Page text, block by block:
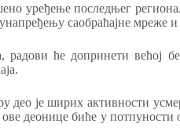
уређење последњег
саобраћајне мреже
ће допринети већој
део је ширих активности
ове деонице биће у